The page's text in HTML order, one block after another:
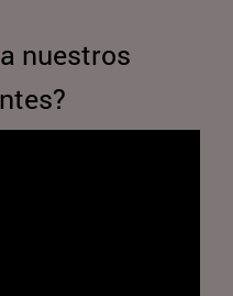
nuestros